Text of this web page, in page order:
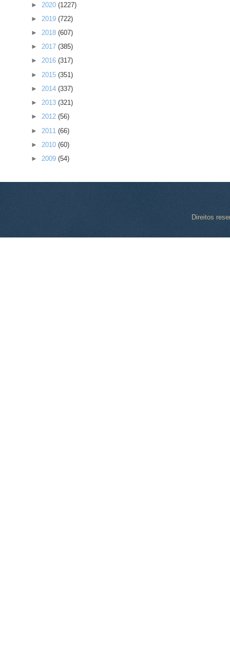
► 2020 (1227)
► 2019 (722)
► 2018 (607)
► 2017 (385)
► 2016 (317)
► 2015 (351)
► 2014 (337)
► 2013 (321)
► 2012 (56)
► 2011 (66)
► 2010 (60)
► 2009 (54)
Direitos